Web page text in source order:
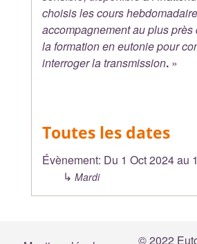
choisis les cours
accompagnement au plus près
la formation en eutonie pour
interroger la transmission. »
Toutes les dates
Évènement: Du 1 Oct 2024au
↳ Mardi
© 2022